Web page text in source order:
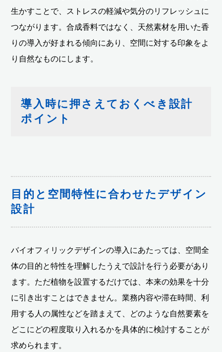
生かすことで、ストレスの軽減や気分のリフレッシュに
つながります。合成香料ではなく、天然素材を用いた香
りの導入が好まれる傾向にあり、空間に対する印象をよ
り自然なものにします。
導入時に押さえておくべき設計
ポイント
目的と空間特性に合わせたデザイン
設計
バイオフィリックデザインの導入にあたっては、空間全
体の目的と特性を理解したうえで設計を行う必要があり
ます。ただ植物を設置するだけでは、本来の効果を十分
に引き出すことはできません。業務内容や滞在時間、利
用する人の属性などを踏まえて、どのような自然要素を
どこにどの程度取り入れるかを具体的に検討することが
求められます。